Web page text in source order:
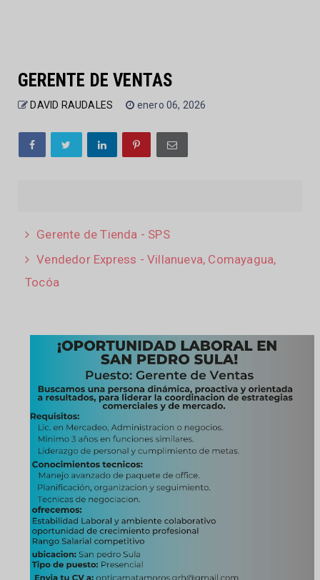
GERENTE DE VENTAS
DAVID RAUDALES enero 06, 2026
Gerente de Tienda - SPS
Vendedor Express - Villanueva, Comayagua,
Tocóa